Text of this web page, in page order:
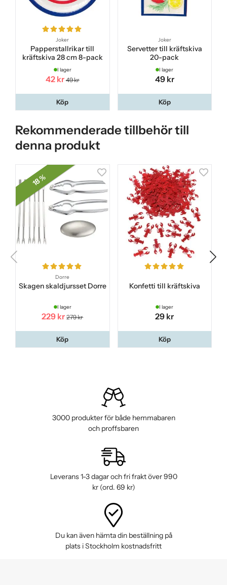
Joker
Papperstallrikar till
kräftskiva 28 cm 8-pack
I lager
42 kr 49 kr
Köp
Joker
Servetter till kräftskiva
20-pack
I lager
49 kr
Köp
Rekommenderade tillbehör till
denna produkt
18 %
Dorre
Skagen skaldjursset Dorre
I lager
229 kr 279 kr
Köp
Konfetti till kräftskiva
I lager
29 kr
Köp
3000 produkter för både hemmabaren
och proffsbaren
Leverans 1-3 dagar och fri frakt över 990
kr (ord. 69 kr)
Du kan även hämta din beställning på
plats i Stockholm kostnadsfritt